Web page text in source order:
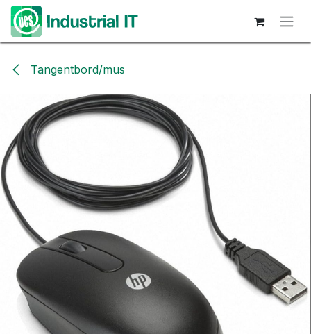
Hoppa till innehåll
Tangentbord/mus